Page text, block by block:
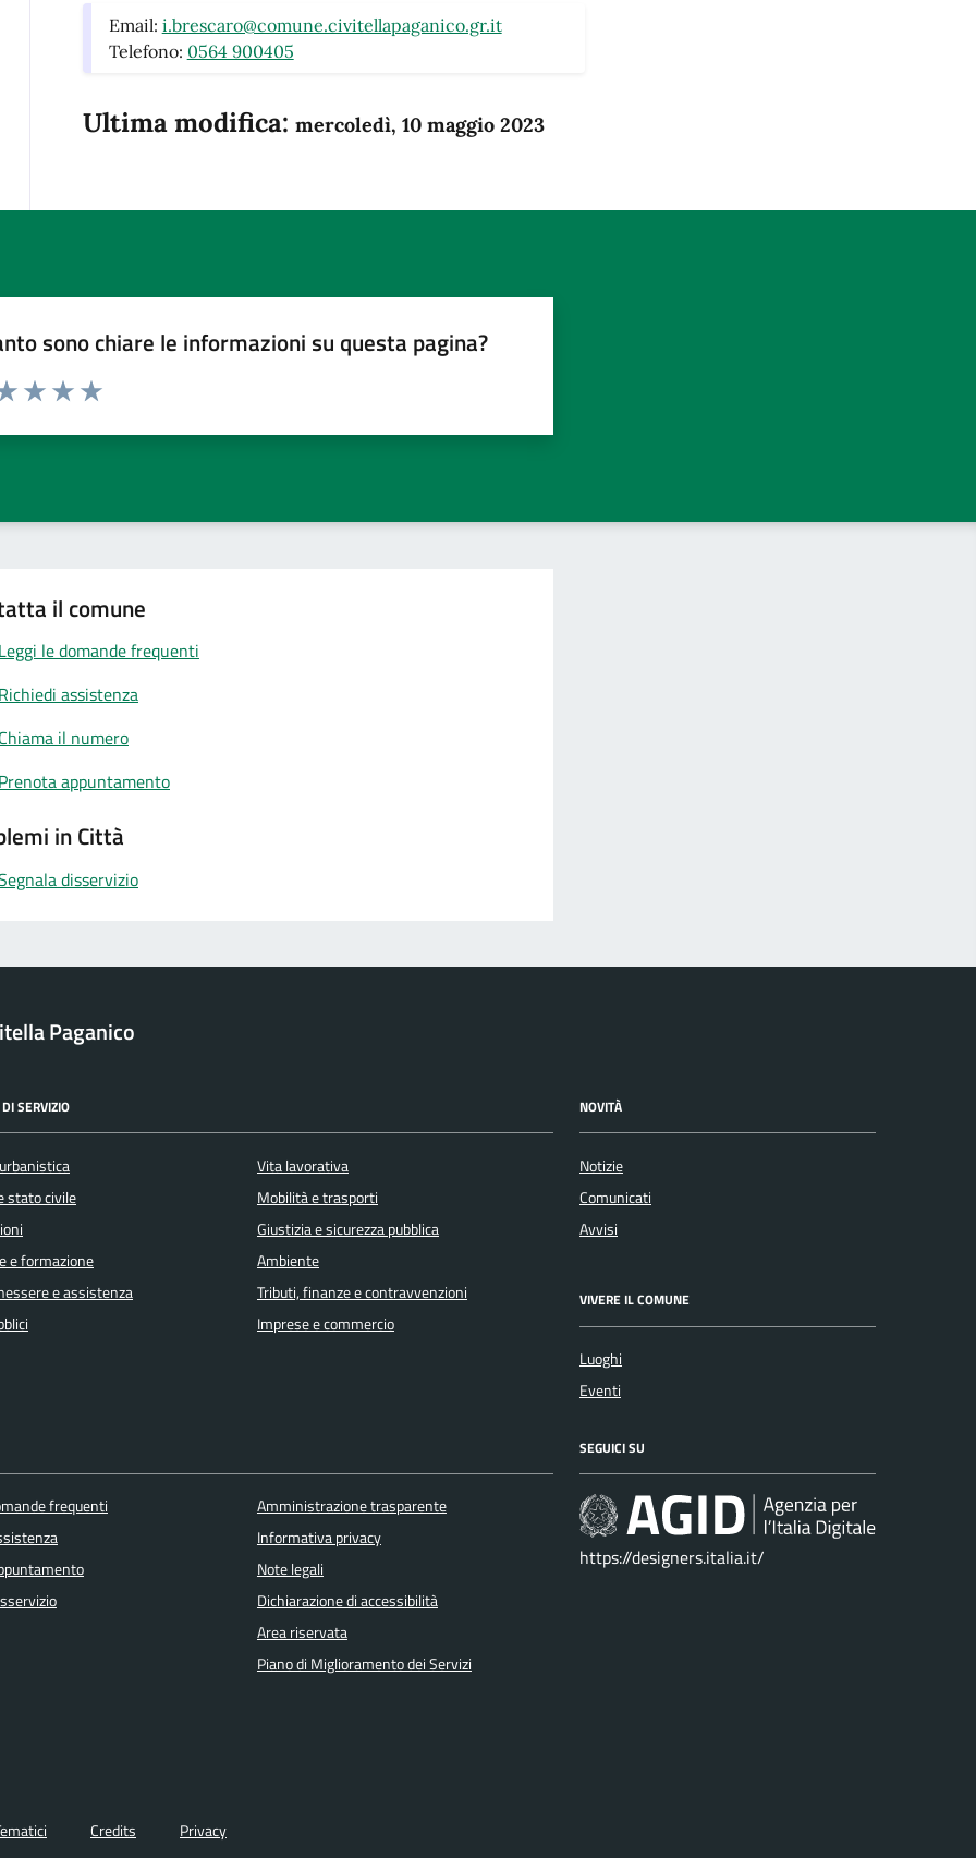
Email: i.brescaro@comune.civitellapaganico.gr.it
Telefono: 0564 900405
Ultima modifica: mercoledì, 10 maggio 2023
sono chiare le informazioni su questa pagina?
da 1 a 5 stelle la pagina
il comune
Leggi le domande frequenti
Richiedi assistenza
Chiama il numero
Prenota appuntamento
in Città
disservizio
Paganico
SERVIZIO
stato civile
e formazione
e assistenza
Vita lavorativa
Mobilità e trasporti
Giustizia e sicurezza pubblica
Ambiente
Tributi, finanze e contravvenzioni
Imprese e commercio
NOVITÀ
Notizie
Comunicati
Avvisi
VIVERE IL COMUNE
Luoghi
Eventi
frequenti
Amministrazione trasparente
Informativa privacy
Note legali
Dichiarazione di accessibilità
Area riservata
Piano di Miglioramento dei Servizi
SEGUICI SU
https://designers.italia.it/
Credits Privacy